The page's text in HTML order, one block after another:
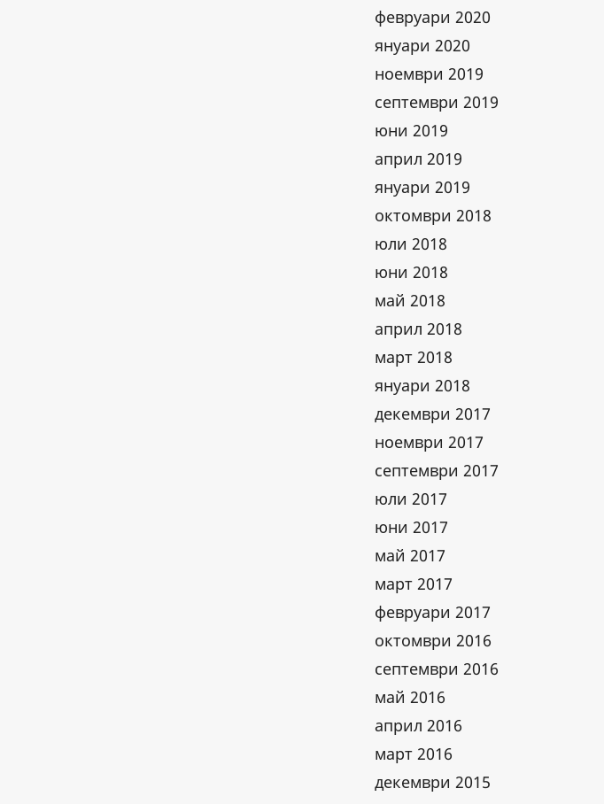
февруари 2020
януари 2020
ноември 2019
септември 2019
юни 2019
април 2019
януари 2019
октомври 2018
юли 2018
юни 2018
май 2018
април 2018
март 2018
януари 2018
декември 2017
ноември 2017
септември 2017
юли 2017
юни 2017
май 2017
март 2017
февруари 2017
октомври 2016
септември 2016
май 2016
април 2016
март 2016
декември 2015